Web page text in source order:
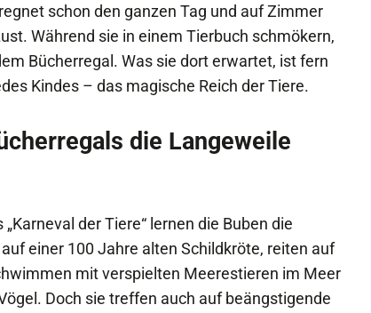
schon den ganzen Tag und auf Zimmer
Während sie in einem Tierbuch schmökern,
Bücherregal. Was sie dort erwartet, ist fern
Kindes – das magische Reich der Tiere.
die Langeweile
der Tiere“ lernen die Buben die
einer 100 Jahre alten Schildkröte, reiten auf
mit verspielten Meerestieren im Meer
Doch sie treffen auch auf beängstigende